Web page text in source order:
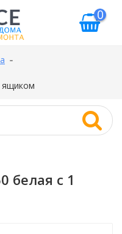
0
ящиком
белая с 1